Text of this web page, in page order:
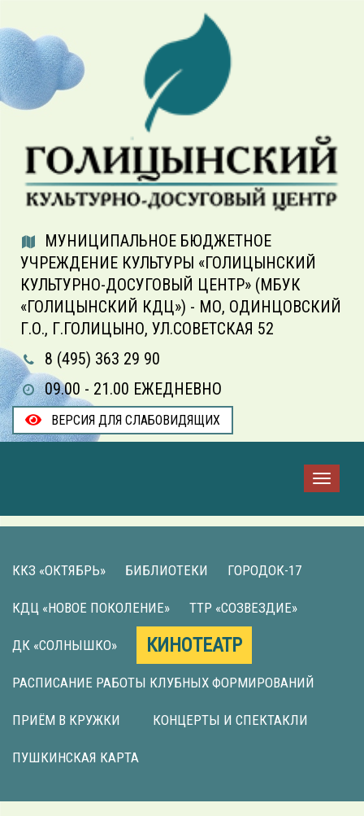
МУНИЦИПАЛЬНОЕ БЮДЖЕТНОЕ
УЧРЕЖДЕНИЕ КУЛЬТУРЫ «ГОЛИЦЫНСКИЙ
КУЛЬТУРНО-ДОСУГОВЫЙ ЦЕНТР» (МБУК
«ГОЛИЦЫНСКИЙ КДЦ») - МО, ОДИНЦОВСКИЙ
Г.О., Г.ГОЛИЦЫНО, УЛ.СОВЕТСКАЯ 52
8 (495) 363 29 90
09.00 - 21.00 ЕЖЕДНЕВНО
ВЕРСИЯ ДЛЯ СЛАБОВИДЯЩИХ
ККЗ «ОКТЯБРЬ» БИБЛИОТЕКИ ГОРОДОК-17
КДЦ «НОВОЕ ПОКОЛЕНИЕ» ТТР «СОЗВЕЗДИЕ»
ДК «СОЛНЫШКО» КИНОТЕАТР
РАСПИСАНИЕ РАБОТЫ КЛУБНЫХ ФОРМИРОВАНИЙ
ПРИЁМ В КРУЖКИ КОНЦЕРТЫ И СПЕКТАКЛИ
ПУШКИНСКАЯ КАРТА